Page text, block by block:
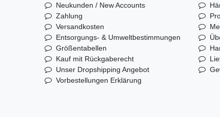
Neukunden / New Accounts
Zahlung
Versandkosten
Entsorgungs- & Umweltbestimmungen
Größentabellen
Kauf mit Rückgaberecht
Unser Dropshipping Angebot
Vorbestellungen Erklärung